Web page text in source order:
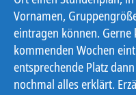
Vornamen,
eintragen können.
kommenden Wochen
entsprechende Platz
nochmal alles erklärt.